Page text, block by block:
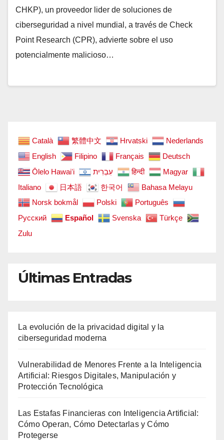
CHKP), un proveedor lider de soluciones de
ciberseguridad a nivel mundial, a través de Check
Point Research (CPR), advierte sobre el uso
potencialmente malicioso…
Català 繁體中文 Hrvatski
Nederlands
English
Filipino Français
Deutsch
Ōlelo Hawaiʻi
עִבְרִית हिन्दी
Magyar
Italiano
日本語 한국어
Bahasa Melayu
Norsk bokmål
Polski
Português
Русский
Español Svenska
Türkçe
Zulu
Últimas Entradas
La evolución de la privacidad digital y la
ciberseguridad moderna
Vulnerabilidad de Menores Frente a la Inteligencia
Artificial: Riesgos Digitales, Manipulación y
Protección Tecnológica
Las Estafas Financieras con Inteligencia Artificial:
Cómo Operan, Cómo Detectarlas y Cómo
Protegerse